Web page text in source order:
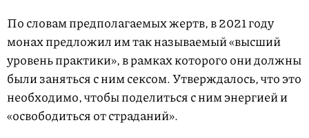
По словам предполагаемых жертв, в 2021 году
монах предложил им так называемый «высший
уровень практики», в рамках которого они должны
были заняться с ним сексом. Утверждалось, что это
необходимо, чтобы поделиться с ним энергией и
«освободиться от страданий».